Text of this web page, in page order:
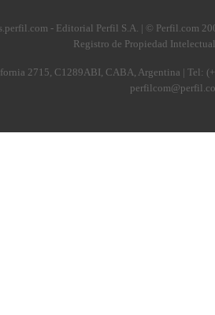
- Editorial Perfil S.A. | © Perfil.com
Registro de Propiedad
2715, C1289ABI, CABA, Argentina | Tel: